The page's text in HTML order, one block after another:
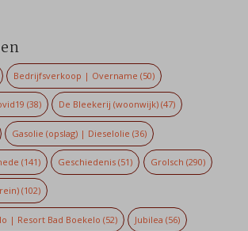
Bedrijfsverkoop | Overname (50)
(38) De Bleekerij (woonwijk) (47)
Gasolie (opslag) | Dieselolie (36)
(141) Geschiedenis (51) Grolsch (290)
(102)
| Resort Bad Boekelo (52) Jubilea (56)